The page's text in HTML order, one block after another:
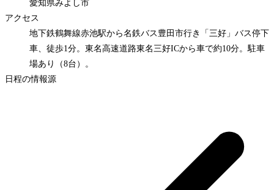
愛知県みよし市
アクセス
地下鉄鶴舞線赤池駅から名鉄バス豊田市行き「三好」バス停下
車、徒歩1分。東名高速道路東名三好ICから車で約10分。駐車
場あり（8台）。
日程の情報源